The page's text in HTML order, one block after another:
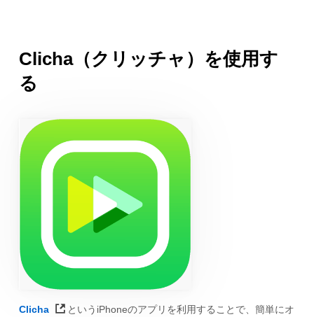
Clicha（クリッチャ）を使用す
る
Clicha というiPhoneのアプリを利用することで、簡単にオ